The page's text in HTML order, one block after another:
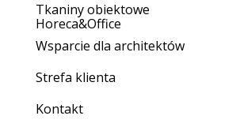
Tkaniny obiektowe
Horeca&Office
Wsparcie dla architektów
Strefa klienta
Kontakt